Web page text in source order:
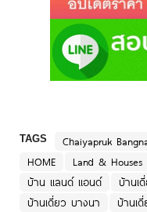
TAGS Chaiyapruk
HOME
Land & Houses
บ้าน แลนด์ แอนด์
บ้านเ
บ้านเดี่ยว บางนา
บ้านเ